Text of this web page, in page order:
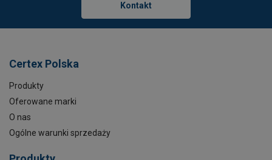
Kontakt
Certex Polska
Produkty
Oferowane marki
O nas
Ogólne warunki sprzedaży